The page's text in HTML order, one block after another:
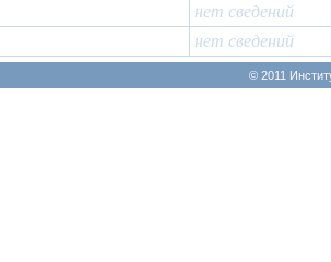
нет сведений
нет сведений
© 2011